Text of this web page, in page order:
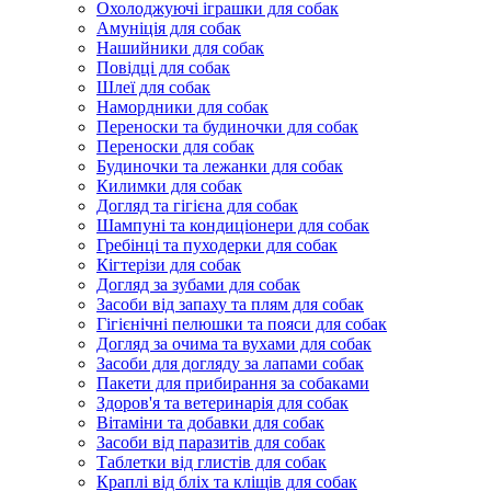
Охолоджуючі іграшки для собак
Амуніція для собак
Нашийники для собак
Повідці для собак
Шлеї для собак
Намордники для собак
Переноски та будиночки для собак
Переноски для собак
Будиночки та лежанки для собак
Килимки для собак
Догляд та гігієна для собак
Шампуні та кондиціонери для собак
Гребінці та пуходерки для собак
Кігтерізи для собак
Догляд за зубами для собак
Засоби від запаху та плям для собак
Гігієнічні пелюшки та пояси для собак
Догляд за очима та вухами для собак
Засоби для догляду за лапами собак
Пакети для прибирання за собаками
Здоров'я та ветеринарія для собак
Вітаміни та добавки для собак
Засоби від паразитів для собак
Таблетки від глистів для собак
Краплі від бліх та кліщів для собак